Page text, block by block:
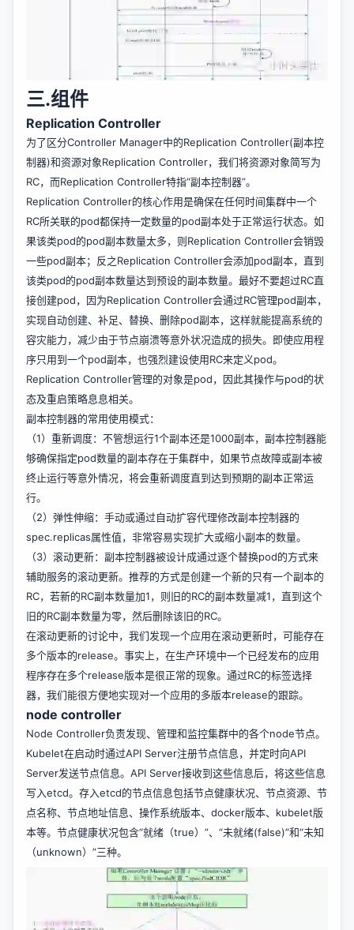
三.组件
Replication Controller
为了区分Controller Manager中的Replication Controller(副本控
制器)和资源对象Replication Controller，我们将资源对象简写为
RC，而Replication Controller特指“副本控制器”。
Replication Controller的核心作用是确保在任何时间集群中一个
RC所关联的pod都保持一定数量的pod副本处于正常运行状态。如
果该类pod的pod副本数量太多，则Replication Controller会销毁
一些pod副本；反之Replication Controller会添加pod副本，直到
该类pod的pod副本数量达到预设的副本数量。最好不要超过RC直
接创建pod，因为Replication Controller会通过RC管理pod副本，
实现自动创建、补足、替换、删除pod副本，这样就能提高系统的
容灾能力，减少由于节点崩溃等意外状况造成的损失。即使应用程
序只用到一个pod副本，也强烈建设使用RC来定义pod。
Replication Controller管理的对象是pod，因此其操作与pod的状
态及重启策略息息相关。
副本控制器的常用使用模式：
（1）重新调度：不管想运行1个副本还是1000副本，副本控制器能
够确保指定pod数量的副本存在于集群中，如果节点故障或副本被
终止运行等意外情况，将会重新调度直到达到预期的副本正常运
行。
（2）弹性伸缩：手动或通过自动扩容代理修改副本控制器的
spec.replicas属性值，非常容易实现扩大或缩小副本的数量。
（3）滚动更新：副本控制器被设计成通过逐个替换pod的方式来
辅助服务的滚动更新。推荐的方式是创建一个新的只有一个副本的
RC，若新的RC副本数量加1，则旧的RC的副本数量减1，直到这个
旧的RC副本数量为零，然后删除该旧的RC。
在滚动更新的讨论中，我们发现一个应用在滚动更新时，可能存在
多个版本的release。事实上，在生产环境中一个已经发布的应用
程序存在多个release版本是很正常的现象。通过RC的标签选择
器，我们能很方便地实现对一个应用的多版本release的跟踪。
node controller
Node Controller负责发现、管理和监控集群中的各个node节点。
Kubelet在启动时通过API Server注册节点信息，并定时向API
Server发送节点信息。API Server接收到这些信息后，将这些信息
写入etcd。存入etcd的节点信息包括节点健康状况、节点资源、节
点名称、节点地址信息、操作系统版本、docker版本、kubelet版
本等。节点健康状况包含“就绪（true）”、“未就绪(false)”和“未知
（unknown）”三种。